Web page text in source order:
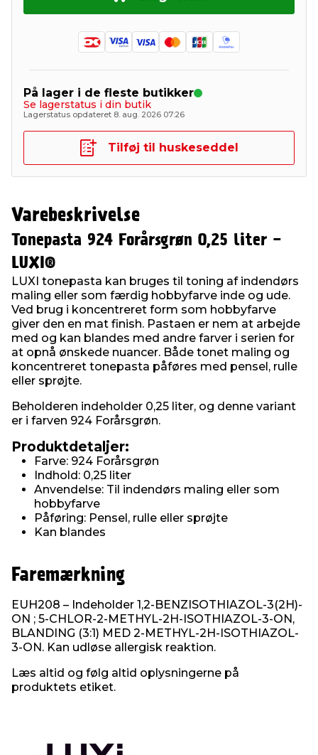
På lager i de fleste butikker
Se lagerstatus i din butik
Lagerstatus opdateret 8. aug. 2026 07:26
Tilføj til huskeseddel
Varebeskrivelse
Tonepasta 924 Forårsgrøn 0,25 liter -
LUXI®
LUXI tonepasta kan bruges til toning af indendørs
maling eller som færdig hobbyfarve inde og ude.
Ved brug i koncentreret form som hobbyfarve
giver den en mat finish. Pastaen er nem at arbejde
med og kan blandes med andre farver i serien for
at opnå ønskede nuancer. Både tonet maling og
koncentreret tonepasta påføres med pensel, rulle
eller sprøjte.
Beholderen indeholder 0,25 liter, og denne variant
er i farven 924 Forårsgrøn.
Produktdetaljer:
Farve: 924 Forårsgrøn
Indhold: 0,25 liter
Anvendelse: Til indendørs maling eller som
hobbyfarve
Påføring: Pensel, rulle eller sprøjte
Kan blandes
Faremærkning
EUH208 – Indeholder 1,2-BENZISOTHIAZOL-3(2H)-
ON ; 5-CHLOR-2-METHYL-2H-ISOTHIAZOL-3-ON,
BLANDING (3:1) MED 2-METHYL-2H-ISOTHIAZOL-
3-ON. Kan udløse allergisk reaktion.
Læs altid og følg altid oplysningerne på
produktets etiket.